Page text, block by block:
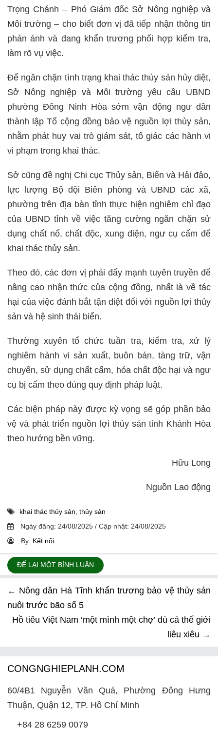
Trọng Chánh – Phó Giám đốc Sở Nông nghiệp và
Môi trường – cho biết đơn vị đã tiếp nhận thông tin
phản ánh và đang khẩn trương phối hợp kiểm tra,
làm rõ vụ việc.
Để ngăn chặn tình trạng khai thác thủy sản hủy diệt,
Sở Nông nghiệp và Môi trường yêu cầu UBND
phường Đông Ninh Hòa sớm vận động ngư dân
thành lập Tổ cộng đồng bảo vệ nguồn lợi thủy sản,
nhằm phát huy vai trò giám sát, tố giác các hành vi
vi phạm trong khai thác.
Sở cũng đề nghị Chi cục Thủy sản, Biển và Hải đảo,
lực lượng Bộ đội Biên phòng và UBND các xã,
phường trên địa bàn tỉnh thực hiện nghiêm chỉ đạo
của UBND tỉnh về việc tăng cường ngăn chặn sử
dụng chất nổ, chất độc, xung điện, ngư cụ cấm để
khai thác thủy sản.
Theo đó, các đơn vị phải đẩy mạnh tuyên truyền để
nâng cao nhận thức của cộng đồng, nhất là về tác
hại của việc đánh bắt tận diệt đối với nguồn lợi thủy
sản và hệ sinh thái biển.
Thường xuyên tổ chức tuần tra, kiểm tra, xử lý
nghiêm hành vi sản xuất, buôn bán, tàng trữ, vận
chuyển, sử dụng chất cấm, hóa chất độc hại và ngư
cụ bị cấm theo đúng quy định pháp luật.
Các biện pháp này được kỳ vọng sẽ góp phần bảo
vệ và phát triển nguồn lợi thủy sản tỉnh Khánh Hòa
theo hướng bền vững.
Hữu Long
Nguồn Lao động
khai thác thủy sản thủy sản
Ngày đăng: 24/08/2025 / Cập nhật: 24/08/2025
By: Kết nối
ĐỂ LẠI MỘT BÌNH LUẬN
← Nông dân Hà Tĩnh khẩn trương bảo vệ thủy sản
nuôi trước bão số 5
Hồ tiêu Việt Nam ‘một mình một chợ’ dù cả thế giới
liêu xiêu →
CONGNGHIEPLANH.COM
60/4B1 Nguyễn Văn Quá, Phường Đông Hưng
Thuận, Quận 12, TP. Hồ Chí Minh
+84 28 6259 0079